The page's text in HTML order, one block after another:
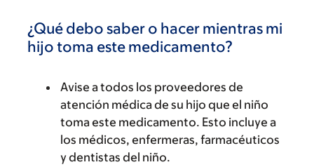
¿Qué debo saber o hacer mientras mi
hijo toma este medicamento?
Avise a todos los proveedores de
atención médica de su hijo que el niño
toma este medicamento. Esto incluye a
los médicos, enfermeras, farmacéuticos
y dentistas del niño.